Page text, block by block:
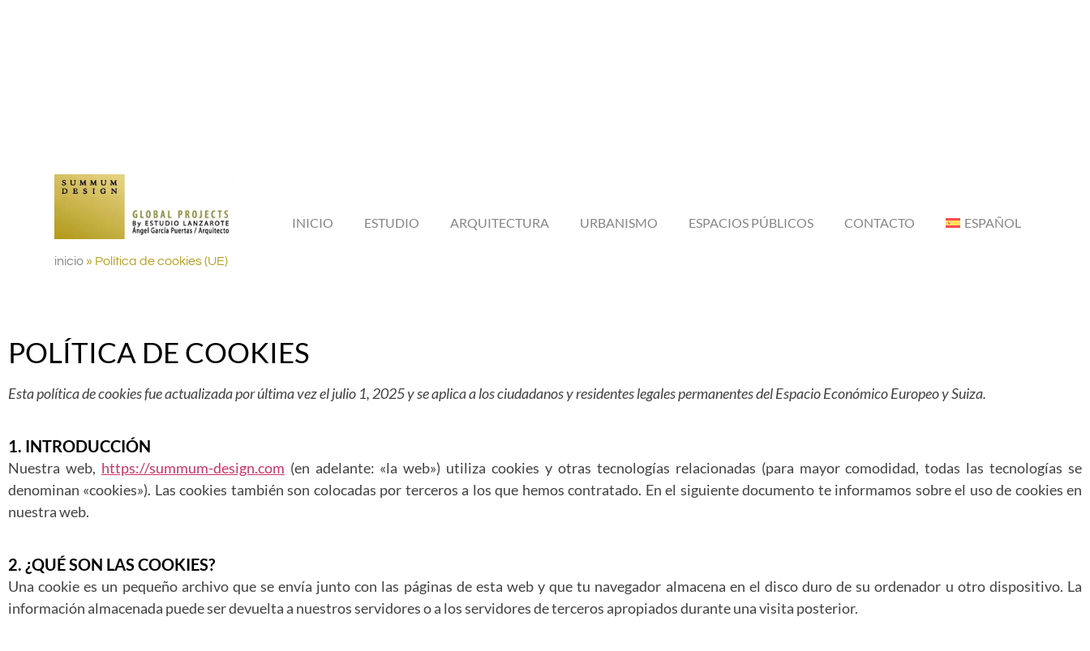
INICIO ESTUDIO ARQUITECTURA URBANISMO ESPACIOS PÚBLICOS CONTACTO ESPAÑOL
inicio » Política de cookies (UE)
POLÍTICA DE COOKIES​
Esta política de cookies fue actualizada por última vez el julio 1, 2025 y se aplica a los ciudadanos y residentes legales permanentes del Espacio Económico Europeo y Suiza.
1. INTRODUCCIÓN
Nuestra web, https://summum-design.com (en adelante: «la web») utiliza cookies y otras tecnologías relacionadas (para mayor comodidad, todas las tecnologías se
denominan «cookies»). Las cookies también son colocadas por terceros a los que hemos contratado. En el siguiente documento te informamos sobre el uso de cookies en
nuestra web.
2. ¿QUÉ SON LAS COOKIES?
Una cookie es un pequeño archivo que se envía junto con las páginas de esta web y que tu navegador almacena en el disco duro de su ordenador u otro dispositivo. La
información almacenada puede ser devuelta a nuestros servidores o a los servidores de terceros apropiados durante una visita posterior.